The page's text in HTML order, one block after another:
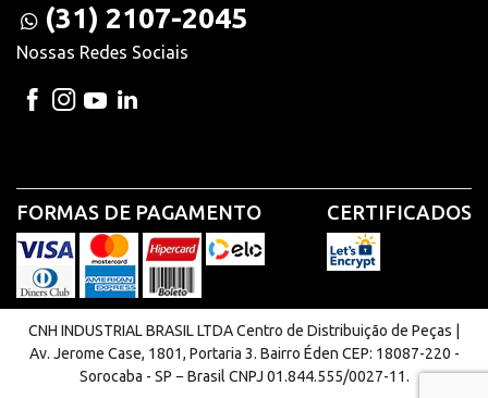
(31) 2107-2045
Nossas Redes Sociais
FORMAS DE PAGAMENTO CERTIFICADOS
CNH INDUSTRIAL BRASIL LTDA Centro de Distribuição de Peças |
Av. Jerome Case, 1801, Portaria 3. Bairro Éden CEP: 18087-220 -
Sorocaba - SP − Brasil CNPJ 01.844.555/0027-11.